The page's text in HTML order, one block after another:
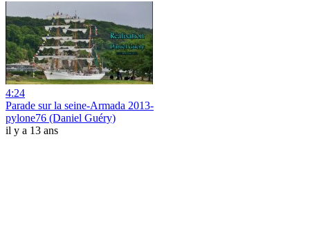
4:24
Parade sur la seine-Armada 2013-
pylone76 (Daniel Guéry)
il y a 13 ans